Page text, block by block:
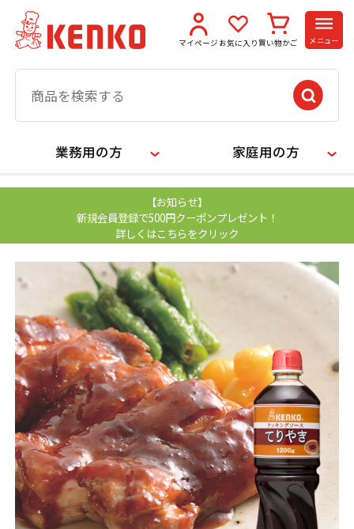
マイページ お気に入り 買い物かご メニュー
業務用の方 家庭用の方
【お知らせ】
新規会員登録で500円クーポンプレゼント！
詳しくはこちらをクリック